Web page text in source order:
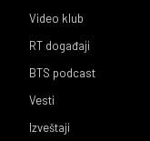
Video klub
RT događaji
BTS podcast
Vesti
Izveštaji